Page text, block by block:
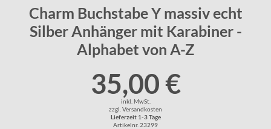
Charm Buchstabe Y massiv echt
Silber Anhänger mit Karabiner -
Alphabet von A-Z
35,00 €
inkl. MwSt.
zzgl. Versandkosten
Lieferzeit 1-3 Tage
Artikelnr. 23299